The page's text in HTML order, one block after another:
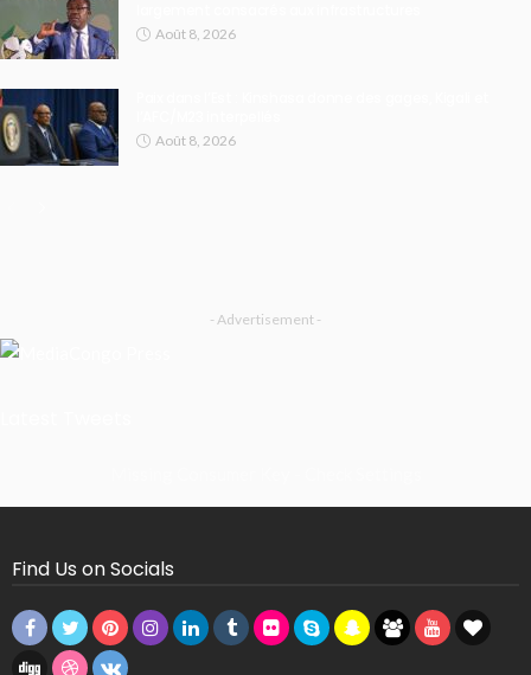
Août 8, 2026
Août 8, 2026
- Advertisement -
Find Us on Socials